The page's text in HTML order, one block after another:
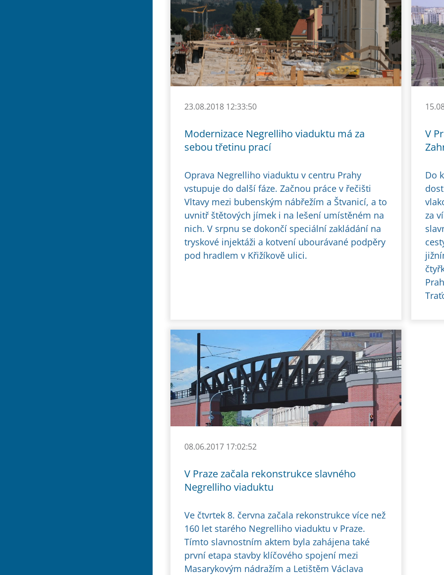
23.08.2018 12:33:50
Modernizace Negrelliho viaduktu má za
sebou třetinu prací
Oprava Negrelliho viaduktu v centru Prahy
vstupuje do další fáze. Začnou práce v řečišti
Vltavy mezi bubenským nábřežím a Štvanicí, a to
uvnitř štětových jímek i na lešení umístěném na
nich. V srpnu se dokončí speciální zakládání na
tryskové injektáži a kotvení ubourávané podpěry
pod hradlem v Křižíkově ulici.
V
Do
za
08.06.2017 17:02:52
V Praze začala rekonstrukce slavného
Negrelliho viaduktu
Ve čtvrtek 8. června začala rekonstrukce více než
160 let starého Negrelliho viaduktu v Praze.
Tímto slavnostním aktem byla zahájena také
první etapa stavby klíčového spojení mezi
Masarykovým nádražím a Letištěm Václava